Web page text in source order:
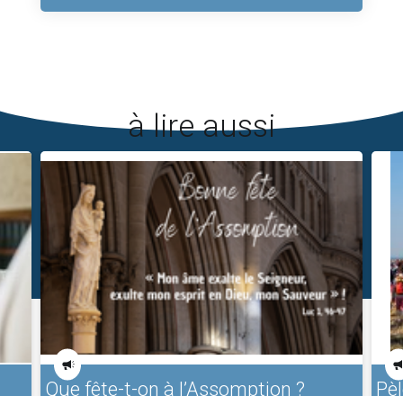
à lire aussi
Que fête-t-on à l’Assomption ?